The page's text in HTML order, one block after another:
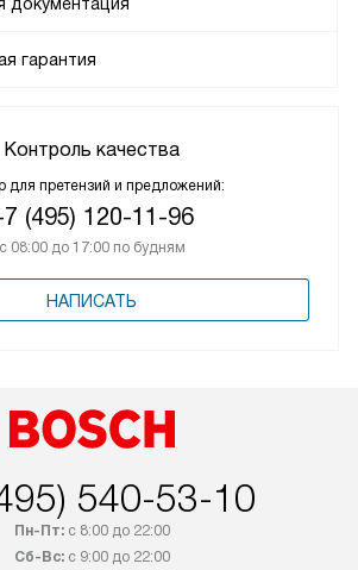
гарантия
Контроль качества
для претензий и предложений:
(495) 120-11-96
с 08:00 до 17:00 по будням
НАПИСАТЬ
540-53-10
Пн-Пт:с 8:00 до 22:00
Сб-Вс:с 9:00 до 22:00